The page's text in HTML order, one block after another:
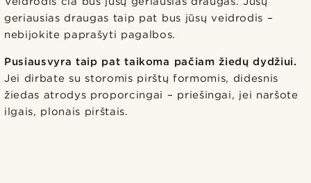
geriausias draugas taip pat bus jūsų veidrodis –
nebijokite paprašyti pagalbos.
Pusiausvyra taip pat taikoma pačiam žiedų dydžiui.
Jei dirbate su storomis pirštų formomis, didesnis
žiedas atrodys proporcingai – priešingai, jei naršote
ilgais, plonais pirštais.